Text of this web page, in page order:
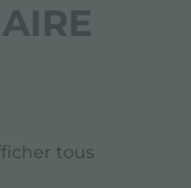
tous